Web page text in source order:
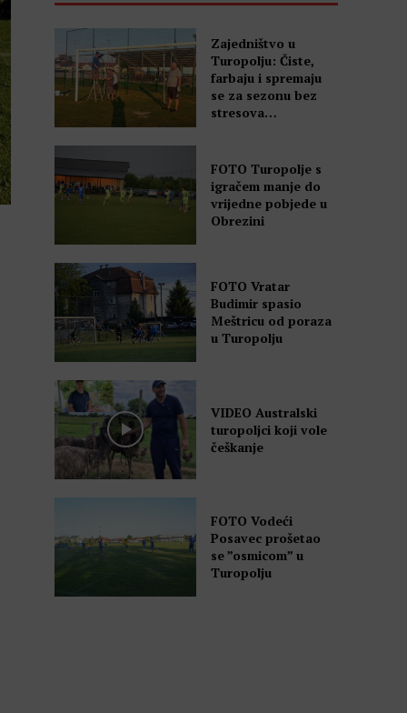
Zajedništvo u
Turopolju: Čiste,
farbaju i spremaju
se za sezonu bez
stresova…
FOTO Turopolje s
igračem manje do
vrijedne pobjede u
Obrezini
FOTO Vratar
Budimir spasio
Meštricu od poraza
u Turopolju
VIDEO Australski
turopoljci koji vole
češkanje
FOTO Vodeći
Posavec prošetao
se ”osmicom” u
Turopolju